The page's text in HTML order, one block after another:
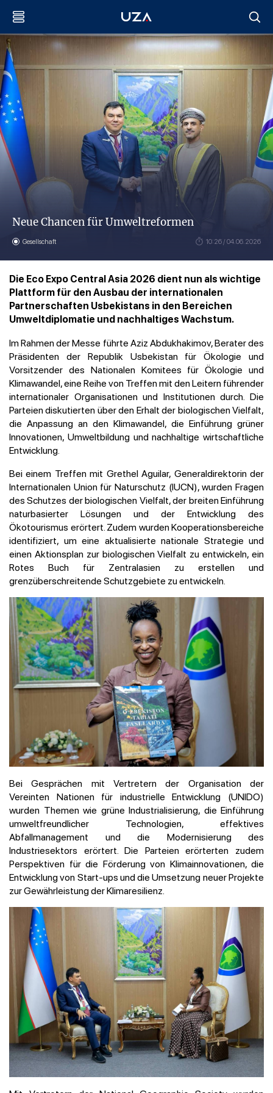
Neue Chancen für Umweltreformen
Gesellschaft 10:26 / 04.06.2026
Die Eco Expo Central Asia 2026 dient nun als wichtige
Plattform für den Ausbau der internationalen
Partnerschaften Usbekistans in den Bereichen
Umweltdiplomatie und nachhaltiges Wachstum.
Im Rahmen der Messe führte Aziz Abdukhakimov, Berater des
Präsidenten der Republik Usbekistan für Ökologie und
Vorsitzender des Nationalen Komitees für Ökologie und
Klimawandel, eine Reihe von Treffen mit den Leitern führender
internationaler Organisationen und Institutionen durch. Die
Parteien diskutierten über den Erhalt der biologischen Vielfalt,
die Anpassung an den Klimawandel, die Einführung grüner
Innovationen, Umweltbildung und nachhaltige wirtschaftliche
Entwicklung.
Bei einem Treffen mit Grethel Aguilar, Generaldirektorin der
Internationalen Union für Naturschutz (IUCN), wurden Fragen
des Schutzes der biologischen Vielfalt, der breiten Einführung
naturbasierter Lösungen und der Entwicklung des
Ökotourismus erörtert. Zudem wurden Kooperationsbereiche
identifiziert, um eine aktualisierte nationale Strategie und
einen Aktionsplan zur biologischen Vielfalt zu entwickeln, ein
Rotes Buch für Zentralasien zu erstellen und
grenzüberschreitende Schutzgebiete zu entwickeln.
Bei Gesprächen mit Vertretern der Organisation der
Vereinten Nationen für industrielle Entwicklung (UNIDO)
wurden Themen wie grüne Industrialisierung, die Einführung
umweltfreundlicher Technologien, effektives
Abfallmanagement und die Modernisierung des
Industriesektors erörtert. Die Parteien erörterten zudem
Perspektiven für die Förderung von Klimainnovationen, die
Entwicklung von Start-ups und die Umsetzung neuer Projekte
zur Gewährleistung der Klimaresilienz.